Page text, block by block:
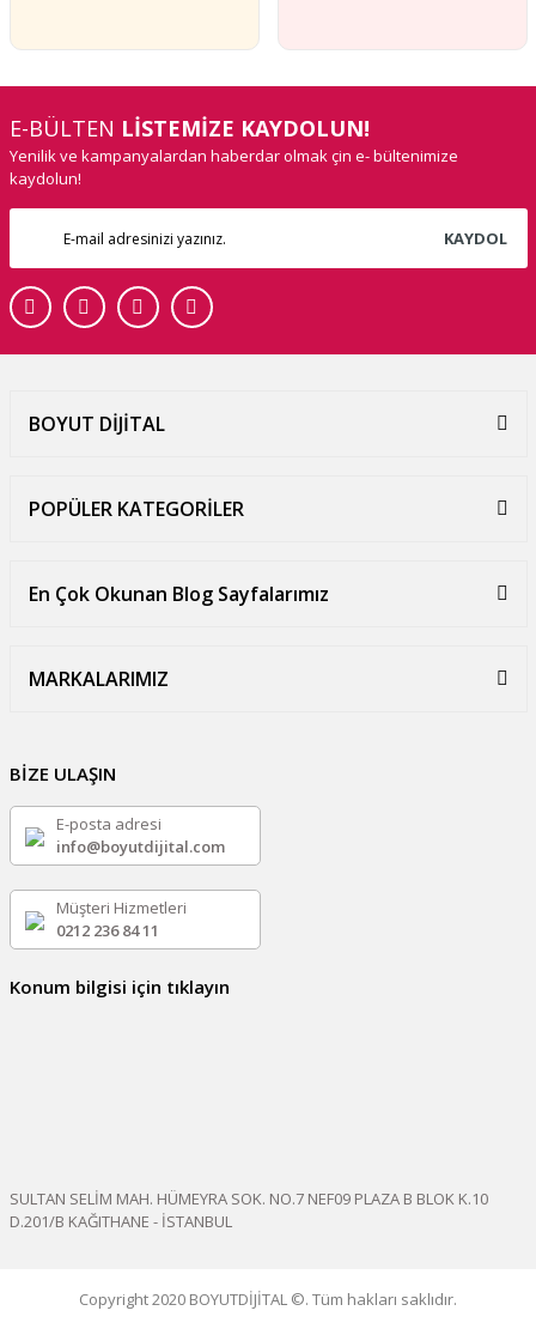
E-BÜLTEN LİSTEMİZE KAYDOLUN!
Yenilik ve kampanyalardan haberdar olmak çin e- bültenimize
kaydolun!
KAYDOL
BOYUT DİJİTAL
POPÜLER KATEGORİLER
En Çok Okunan Blog Sayfalarımız
MARKALARIMIZ
BİZE ULAŞIN
E-posta adresi
info@boyutdijital.com
Müşteri Hizmetleri
0212 236 84 11
Konum bilgisi için tıklayın
SULTAN SELİM MAH. HÜMEYRA SOK. NO.7 NEF09 PLAZA B BLOK K.10
D.201/B KAĞITHANE - İSTANBUL
Copyright 2020 BOYUTDİJİTAL ©. Tüm hakları saklıdır.